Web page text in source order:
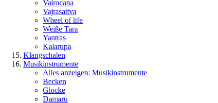
Vairocana
Vajrasattva
Wheel of life
Weiße Tara
Yantras
Kalarupa
Klangschalen
Musikinstrumente
Alles anzeigen: Musikinstrumente
Becken
Glocke
Damaru